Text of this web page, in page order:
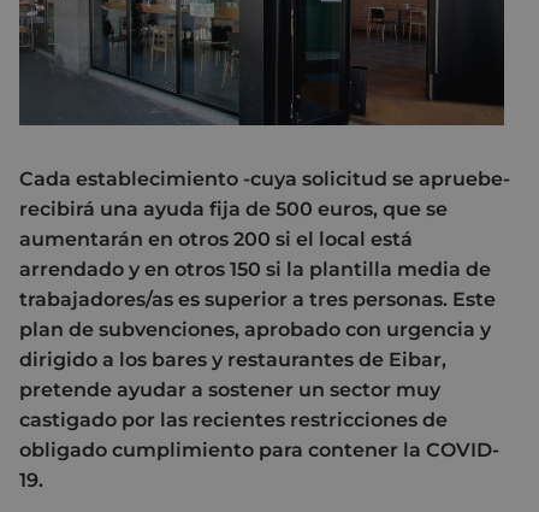
Cada establecimiento -cuya solicitud se apruebe-
recibirá una ayuda fija de 500 euros, que se
aumentarán en otros 200 si el local está
arrendado y en otros 150 si la plantilla media de
trabajadores/as es superior a tres personas. Este
plan de subvenciones, aprobado con urgencia y
dirigido a los bares y restaurantes de Eibar,
pretende ayudar a sostener un sector muy
castigado por las recientes restricciones de
obligado cumplimiento para contener la COVID-
19.